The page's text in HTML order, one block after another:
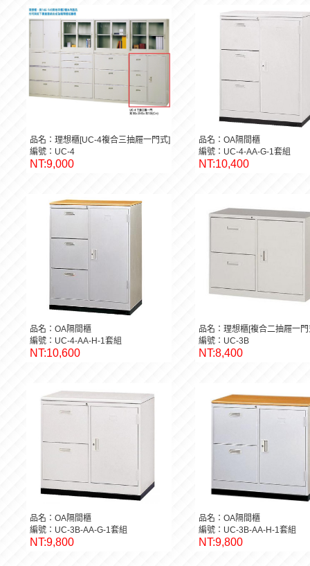
品名：理想櫃[UC-4複合三抽屜一門式]
編號：UC-4
NT:9,000
品名：OA隔間櫃
編號：UC-4-AA-G-1套組
NT:10,400
品名：OA隔間櫃
編號：UC-4-AA-H-1套組
NT:10,600
品名：理想櫃[複合二抽屜一門
編號：UC-3B
NT:8,400
品名：OA隔間櫃
編號：UC-3B-AA-G-1套組
NT:9,800
品名：OA隔間櫃
編號：UC-3B-AA-H-1套組
NT:9,800